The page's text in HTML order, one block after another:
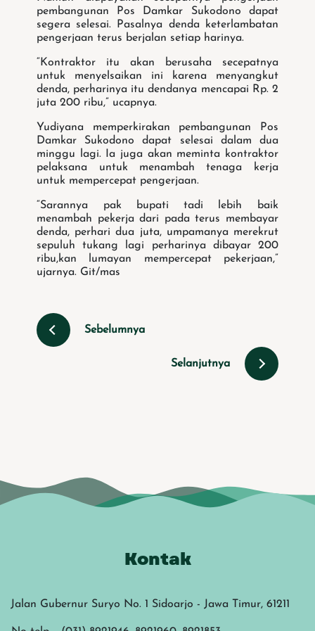
pembangunan Pos Damkar Sukodono dapat
segera selesai. Pasalnya denda keterlambatan
pengerjaan terus berjalan setiap harinya.
“Kontraktor itu akan berusaha secepatnya
untuk menyelsaikan ini karena menyangkut
denda, perharinya itu dendanya mencapai Rp. 2
juta 200 ribu,” ucapnya.
Yudiyana memperkirakan pembangunan Pos
Damkar Sukodono dapat selesai dalam dua
minggu lagi. Ia juga akan meminta kontraktor
pelaksana untuk menambah tenaga kerja
untuk mempercepat pengerjaan.
“Sarannya pak bupati tadi lebih baik
menambah pekerja dari pada terus membayar
denda, perhari dua juta, umpamanya merekrut
sepuluh tukang lagi perharinya dibayar 200
ribu,kan lumayan mempercepat pekerjaan,”
ujarnya. Git/mas
Sebelumnya
Selanjutnya
Kontak
Jalan Gubernur Suryo No. 1 Sidoarjo - Jawa Timur, 61211